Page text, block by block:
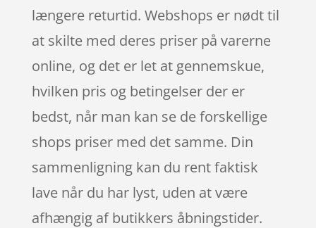
længere returtid. Webshops er nødt til
at skilte med deres priser på varerne
online, og det er let at gennemskue,
hvilken pris og betingelser der er
bedst, når man kan se de forskellige
shops priser med det samme. Din
sammenligning kan du rent faktisk
lave når du har lyst, uden at være
afhængig af butikkers åbningstider.